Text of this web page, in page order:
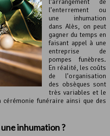
l’enterrement ou
une inhumation
dans Alès, on peut
gagner du temps en
faisant appel à une
entreprise de
pompes funèbres.
En réalité, les coûts
de l’organisation
des obsèques sont
très variables et le
funéraire ainsi que des
inhumation ?